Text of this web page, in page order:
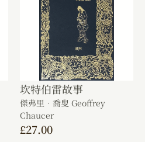
坎特伯雷故事
傑弗里．喬叟 Geoffrey
Chaucer
£27.00